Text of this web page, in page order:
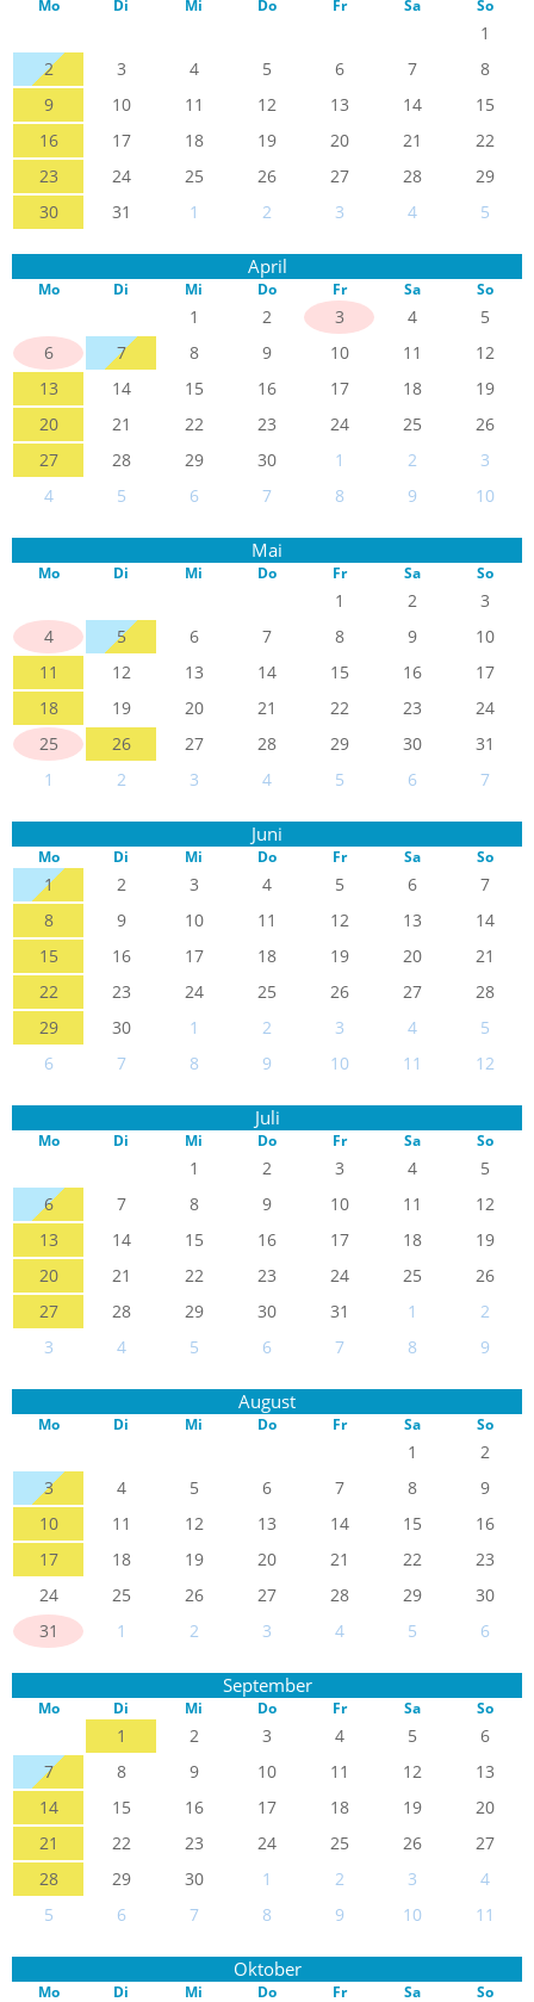
Mo Di Mi Do Fr Sa So
1
2
3 4 5 6 7
8
9
10 11 12 13 14
15
16
17 18 19 20 21
22
23
24 25 26 27 28
29
30
31 1 2 3 4 5
April
Mo Di Mi Do Fr Sa So
1 2 3 4
5
6
7 8 9 10 11
12
13
14 15 16 17 18
19
20
21 22 23 24 25
26
27
28 29 30 1 2
3
4
5 6 7 8 9 10
Mai
Mo Di Mi Do Fr Sa So
1 2
3
4
5 6 7 8 9
10
11
12 13 14 15 16
17
18
19 20 21 22 23
24
25
26 27 28 29 30
31
1
2 3 4 5 6 7
Juni
Mo Di Mi Do Fr Sa So
1 2 3 4 5 6
7
8
9 10 11 12 13
14
15
16 17 18 19 20
21
22
23 24 25 26 27
28
29
30 1 2 3 4
5
6
7 8 9 10 11 12
Juli
Mo Di Mi Do Fr Sa So
1 2 3 4
5
6
7 8 9 10 11
12
13
14 15 16 17 18
19
20
21 22 23 24 25
26
27
28 29 30 31 1
2
3
4 5 6 7 8 9
August
Mo Di Mi Do Fr Sa So
1
2
3
4 5 6 7 8
9
10
11 12 13 14 15
16
17
18 19 20 21 22
23
24
25 26 27 28 29
30
31
1 2 3 4 5 6
September
Mo Di Mi Do Fr Sa So
1 2 3 4 5
6
7
8 9 10 11 12
13
14
15 16 17 18 19
20
21
22 23 24 25 26
27
28
29 30 1 2 3
4
5
6 7 8 9 10 11
Oktober
Mo Di Mi Do Fr Sa So